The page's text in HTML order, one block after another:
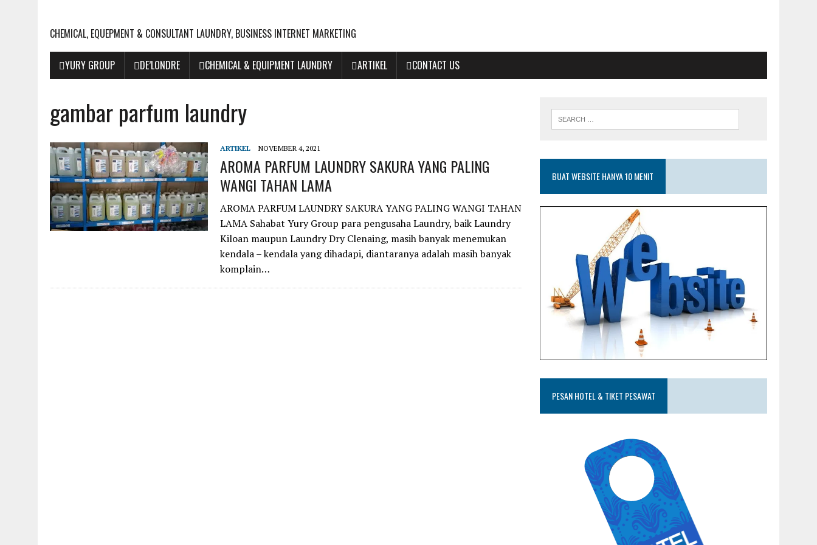
CHEMICAL, EQUEPMENT & CONSULTANT LAUNDRY, BUSINESS INTERNET MARKETING
YURY GROUP DE’LONDRE CHEMICAL & EQUIPMENT LAUNDRY ARTIKEL CONTACT US
gambar parfum laundry
ARTIKEL NOVEMBER 4, 2021
AROMA PARFUM LAUNDRY SAKURA YANG PALING
WANGI TAHAN LAMA
AROMA PARFUM LAUNDRY SAKURA YANG PALING WANGI TAHAN
LAMA Sahabat Yury Group para pengusaha Laundry, baik Laundry
Kiloan maupun Laundry Dry Clenaing, masih banyak menemukan
kendala – kendala yang dihadapi, diantaranya adalah masih banyak
komplain…
BUAT WEBSITE HANYA 10 MENIT
PESAN HOTEL & TIKET PESAWAT